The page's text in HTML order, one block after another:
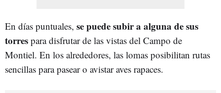
En días puntuales, se puede subir a alguna de sus
torres para disfrutar de las vistas del Campo de
Montiel. En los alrededores, las lomas posibilitan rutas
sencillas para pasear o avistar aves rapaces.